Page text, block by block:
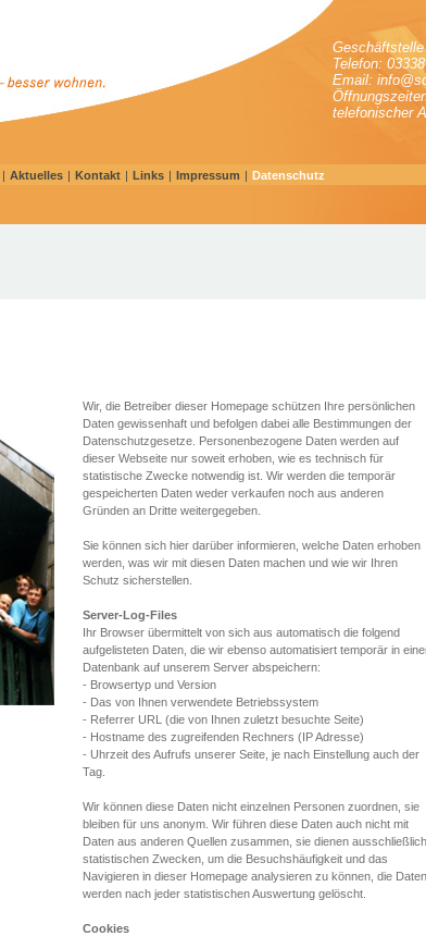
Telefon:
Email:
telefonischer
| Aktuelles | Kontakt | Links | Impressum | Datenschutz
Wir, die Betreiber dieser Homepage schützen Ihre persönlichen
Daten gewissenhaft und befolgen dabei alle Bestimmungen der
Datenschutzgesetze. Personenbezogene Daten werden auf
dieser Webseite nur soweit erhoben, wie es technisch für
statistische Zwecke notwendig ist. Wir werden die temporär
gespeicherten Daten weder verkaufen noch aus anderen
Gründen an Dritte weitergegeben.
Sie können sich hier darüber informieren, welche Daten erhoben
werden, was wir mit diesen Daten machen und wie wir Ihren
Schutz sicherstellen.
Server-Log-Files
Ihr Browser übermittelt von sich aus automatisch die folgend
aufgelisteten Daten, die wir ebenso automatisiert temporär in
Datenbank auf unserem Server abspeichern:
- Browsertyp und Version
- Das von Ihnen verwendete Betriebssystem
- Referrer URL (die von Ihnen zuletzt besuchte Seite)
- Hostname des zugreifenden Rechners (IP Adresse)
- Uhrzeit des Aufrufs unserer Seite, je nach Einstellung auch der
Tag.
Wir können diese Daten nicht einzelnen Personen zuordnen, sie
bleiben für uns anonym. Wir führen diese Daten auch nicht mit
Daten aus anderen Quellen zusammen, sie dienen ausschließlich
statistischen Zwecken, um die Besuchshäufigkeit und das
Navigieren in dieser Homepage analysieren zu können, die Daten
werden nach jeder statistischen Auswertung gelöscht.
Cookies